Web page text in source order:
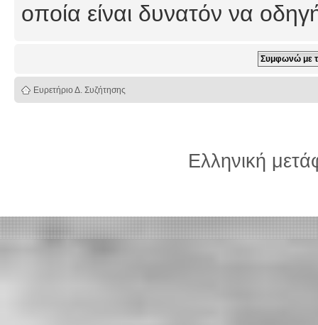
οποία είναι δυνατόν να
Ευρετήριο Δ. Συζήτησης
Ελληνική